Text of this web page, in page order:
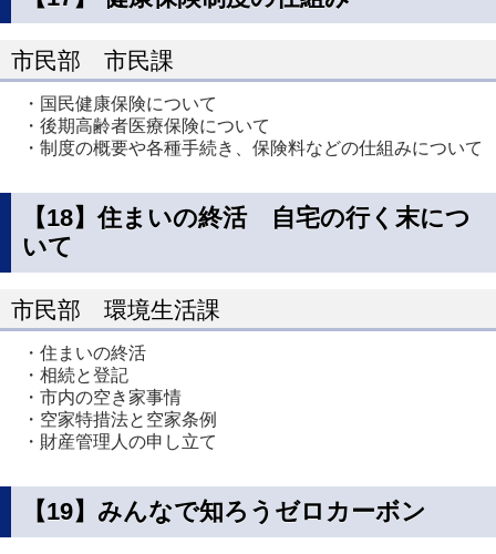
市民部 市民課
・国民健康保険について
・後期高齢者医療保険について
・制度の概要や各種手続き、保険料などの仕組みについて
【18】住まいの終活 自宅の行く末につ
いて
市民部 環境生活課
・住まいの終活
・相続と登記
・市内の空き家事情
・空家特措法と空家条例
・財産管理人の申し立て
【19】みんなで知ろうゼロカーボン